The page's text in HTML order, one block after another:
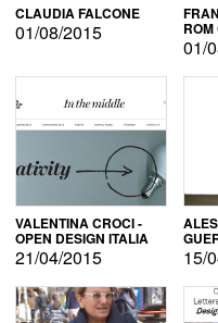
CLAUDIA FALCONE
01/08/2015
01/
VALENTINA CROCI -
OPEN DESIGN ITALIA
21/04/2015 15/